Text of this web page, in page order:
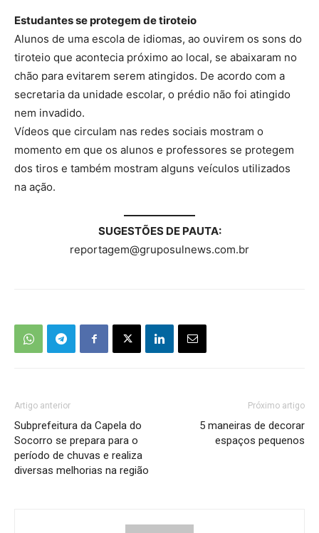
Estudantes se protegem de tiroteio
Alunos de uma escola de idiomas, ao ouvirem os sons do
tiroteio que acontecia próximo ao local, se abaixaram no
chão para evitarem serem atingidos. De acordo com a
secretaria da unidade escolar, o prédio não foi atingido
nem invadido.
Vídeos que circulam nas redes sociais mostram o
momento em que os alunos e professores se protegem
dos tiros e também mostram alguns veículos utilizados
na ação.
SUGESTÕES DE PAUTA:
reportagem@gruposulnews.com.br
Artigo anterior
Subprefeitura da Capela do
Socorro se prepara para o
período de chuvas e realiza
diversas melhorias na região
Próximo artigo
5 maneiras de decorar
espaços pequenos